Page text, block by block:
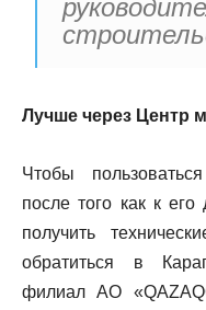
Лучше через Центр
Чтобы
после того как к
получить
обратиться в
филиал AO